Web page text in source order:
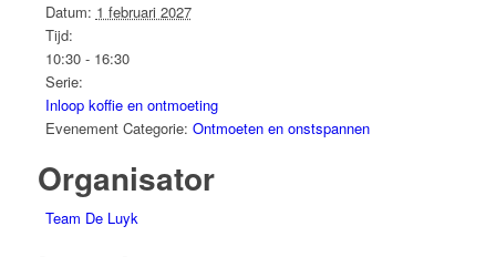
Datum: 1 februari 2027
Tijd:
10:30 - 16:30
Serie:
Inloop koffie en ontmoeting
Evenement Categorie: Ontmoeten en onstspannen
Organisator
Team De Luyk